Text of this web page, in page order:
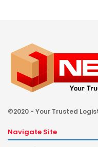
©2020 - Your Trusted
Navigate Site